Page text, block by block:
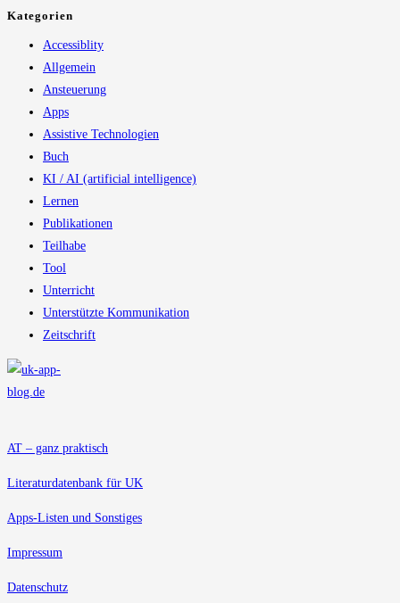
Kategorien
Accessiblity
Allgemein
Ansteuerung
Apps
Assistive Technologien
Buch
KI / AI (artificial intelligence)
Lernen
Publikationen
Teilhabe
Tool
Unterricht
Unterstützte Kommunikation
Zeitschrift
AT – ganz praktisch
Literaturdatenbank für UK
Apps-Listen und Sonstiges
Impressum
Datenschutz